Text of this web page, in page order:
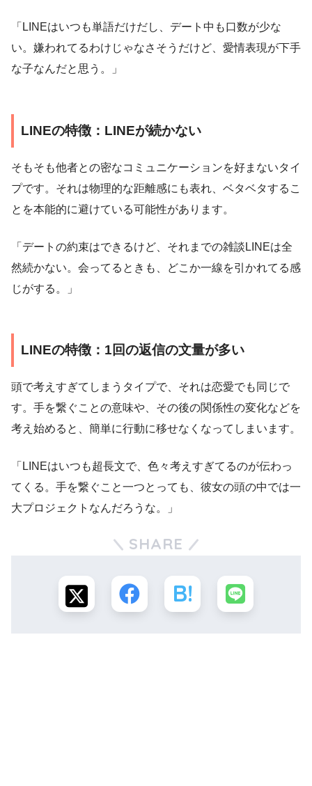
「LINEはいつも単語だけだし、デート中も口数が少な
い。嫌われてるわけじゃなさそうだけど、愛情表現が下手
な子なんだと思う。」
LINEの特徴：LINEが続かない
そもそも他者との密なコミュニケーションを好まないタイ
プです。それは物理的な距離感にも表れ、ベタベタするこ
とを本能的に避けている可能性があります。
「デートの約束はできるけど、それまでの雑談LINEは全
然続かない。会ってるときも、どこか一線を引かれてる感
じがする。」
LINEの特徴：1回の返信の文量が多い
頭で考えすぎてしまうタイプで、それは恋愛でも同じで
す。手を繋ぐことの意味や、その後の関係性の変化などを
考え始めると、簡単に行動に移せなくなってしまいます。
「LINEはいつも超長文で、色々考えすぎてるのが伝わっ
てくる。手を繋ぐこと一つとっても、彼女の頭の中では一
大プロジェクトなんだろうな。」
SHARE